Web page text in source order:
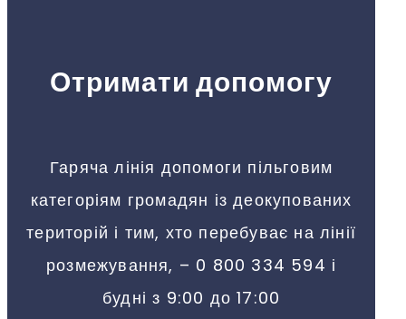
Отримати допомогу
Гаряча лінія допомоги пільговим
категоріям громадян із деокупованих
територій і тим, хто перебуває на лінії
розмежування, – 0 800 334 594 і
будні з 9:00 до 17:00